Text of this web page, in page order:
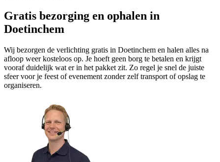
Gratis bezorging en ophalen in
Doetinchem
Wij bezorgen de verlichting gratis in Doetinchem en halen alles na
afloop weer kosteloos op. Je hoeft geen borg te betalen en krijgt
vooraf duidelijk wat er in het pakket zit. Zo regel je snel de juiste
sfeer voor je feest of evenement zonder zelf transport of opslag te
organiseren.